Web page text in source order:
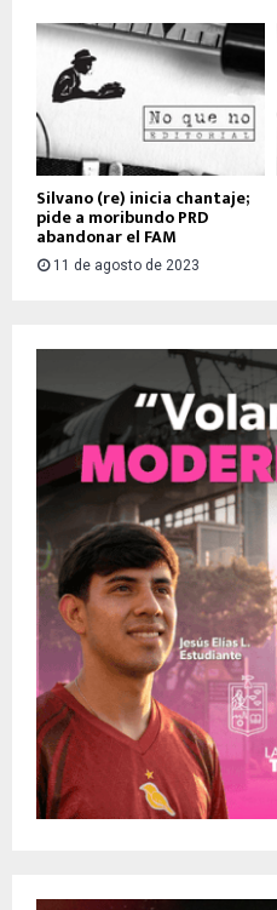
Silvano (re) inicia chantaje;
pide a moribundo PRD
abandonar el FAM
11 de agosto de 2023